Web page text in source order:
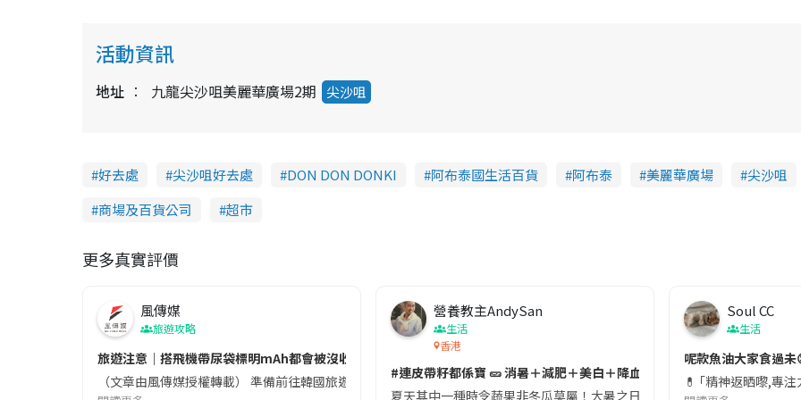
活動資訊
地址 九龍尖沙咀美麗華廣場2期 尖沙咀
好去處 尖沙咀好去處 DON DON DONKI 阿布泰國生活百貨 阿布泰 美麗華廣場
尖沙咀
商場及百貨公司
超市
更多真實評價
風傳媒
旅遊攻略
旅遊注意｜搭飛機帶尿袋標明mAh都會被沒收😱出發前切記檢查「1標示」🚨
（文章由風傳媒授權轉載） 準備前往韓國旅遊的民眾，近期要特別留意隨身行李中的行動電源。一名旅客日前在機場安檢
營養教主AndySan
生活
香港
#連皮帶籽都係寶 🥒 消暑＋減肥＋美白＋降血脂
夏天其中一種時令蔬果非冬瓜莫屬！大暑之日，點都要飲碗冬瓜湯消暑
Soul CC
生活
呢款魚油大家食過未
💊 ｢精神返晒嚟,專